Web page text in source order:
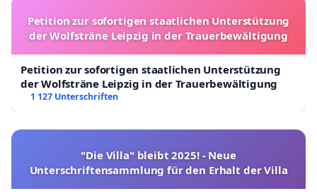
Petition zur sofortigen staatlichen Unterstützung
der Wolfsträne Leipzig in der Trauerbewältigung
Petition zur sofortigen staatlichen Unterstützung
der Wolfsträne Leipzig in der Trauerbewältigung
1 127 Unterschriften
"Die Villa" bleibt 2025! - Neue
Unterschriftensammlung für den Erhalt der Villa